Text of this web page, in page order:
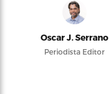
Oscar J. Serrano
Periodista Editor